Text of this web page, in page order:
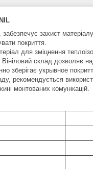
забезпечує захист
покриття.
для зміцнення
склад дозволяє
зберігає укрывное
рекомендується
монтованих комунікацій.